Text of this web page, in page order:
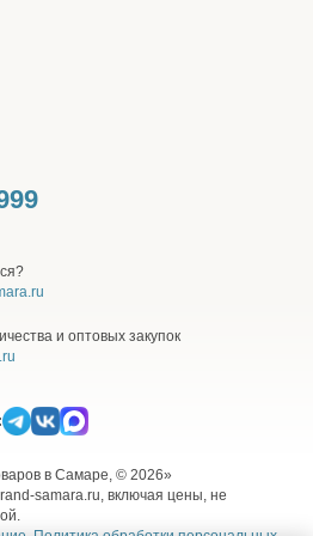
пакет и утилизируют с
кошек и сук – препарат,
половой охоты у кошек
высвобождающие
и
секреции гипофизом
(ФСГ) и лютеинизирующего
Эстроген - этинилэстрадиол
усиливает
изменяя биологические
вязкость слизи шейки
матки препятствуют
яйцеклетки.
быстро всасываются
и оптовых закупок
в Самаре, © 2026»
samara.ru, включая цены, не